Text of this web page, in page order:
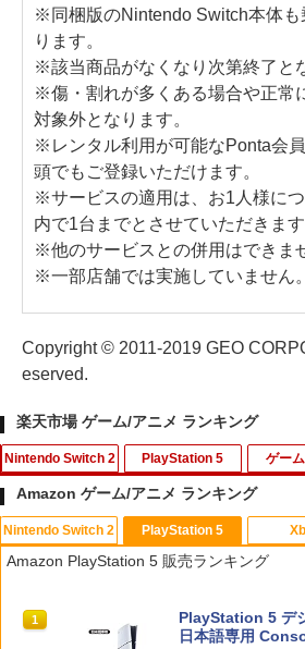
※同梱版のNintendo Switch本体も
ります。
※該当商品がなくなり次第終了と
※傷・割れが多くある場合や正常
対象外となります。
※レンタル利用が可能なPonta会
頭でもご登録いただけます。
※サービスの適用は、お1人様に
内で1台までとさせていただきます
※他のサービスとの併用はできま
※一部店舗では実施していません。
Copyright © 2011-2019 GEO
eserved.
楽天市場 ゲーム/アニメ ランキング
Nintendo Switch 2
1
スーパー マリオ
Nintendo Switch
リーTV Switch 2
￥7,882
PlayStation 5
1
【早期購入特典
日発売】 スパイ
Chunsoft Dune:
￥5,740
ゲー
1
Newスーパーマ
ノコエアホッケー
1
スマイルスライ
ホルダー キングス
Amazon ゲーム/アニメ ランキング
Nintendo Switch 2
1
スプラトゥーン
コード版
PlayStation 5
Amazon PlayStation 5 販売ランキング
1
PlayStation 5 デ
日本語専用